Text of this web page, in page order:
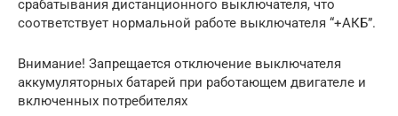
срабатывания дистанционного выключателя, что
соответствует нормальной работе выключателя “+АКБ”.
Внимание! Запрещается отключение выключателя
аккумуляторных батарей при работающем двигателе и
включенных потребителях